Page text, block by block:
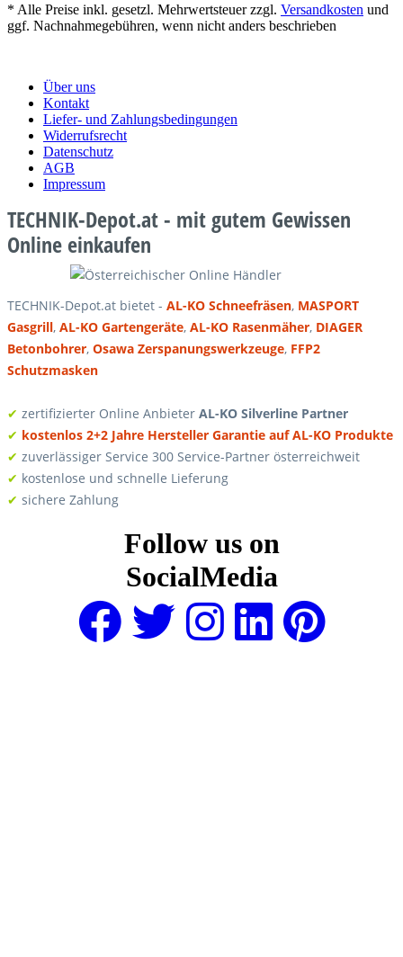
* Alle Preise inkl. gesetzl. Mehrwertsteuer zzgl. Versandkosten und
ggf. Nachnahmegebühren, wenn nicht anders beschrieben
Über uns
Kontakt
Liefer- und Zahlungsbedingungen
Widerrufsrecht
Datenschutz
AGB
Impressum
TECHNIK-Depot.at - mit gutem Gewissen
Online einkaufen
TECHNIK-Depot.at bietet - AL-KO Schneefräsen, MASPORT
Gasgrill, AL-KO Gartengeräte, AL-KO Rasenmäher, DIAGER
Betonbohrer, Osawa Zerspanungswerkzeuge, FFP2
Schutzmasken
✔ zertifizierter Online Anbieter AL-KO Silverline Partner
✔ kostenlos 2+2 Jahre Hersteller Garantie auf AL-KO Produkte
✔ zuverlässiger Service 300 Service-Partner österreichweit
✔ kostenlose und schnelle Lieferung
✔ sichere Zahlung
Follow us on
SocialMedia